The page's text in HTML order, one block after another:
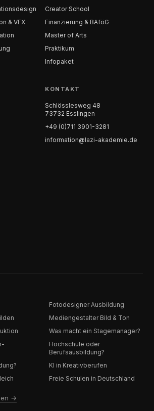
& VFX
Creator School
Finanzierung & BAföG
Master of Arts
Praktikum
Infopaket
KONTAKT
Schlösslesweg 48
73732 Esslingen
+49 (0)711 3901-3281
information@lazi-akademie.de
Fotodesigner Ausbildung
Mediengestalter Bild & Ton
Was macht ein Stagemanager?
Hochschule oder
Berufsausbildung?
KI in Kreativberufen
Freie Schulen in Deutschland
→